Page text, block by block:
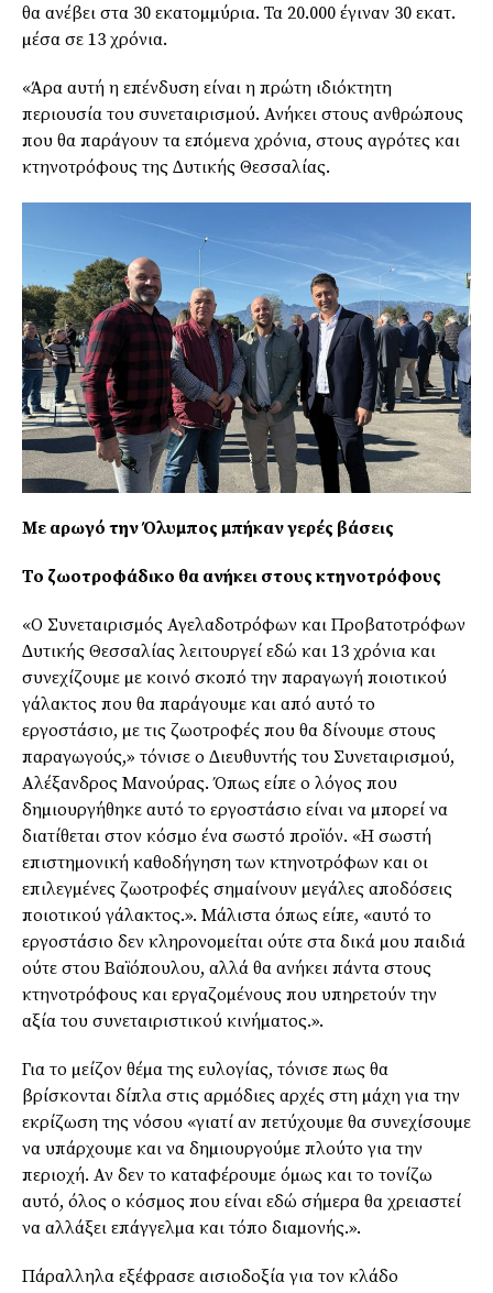
θα ανέβει στα 30 εκατοµµύρια. Τα 20.000 έγιναν 30 εκατ.
µέσα σε 13 χρόνια.
«Άρα αυτή η επένδυση είναι η πρώτη ιδιόκτητη
περιουσία του συνεταιρισµού. Ανήκει στους ανθρώπους
που θα παράγουν τα επόµενα χρόνια, στους αγρότες και
κτηνοτρόφους της ∆υτικής Θεσσαλίας.
Με αρωγό την Όλυμπος μπήκαν γερές βάσεις
Το ζωοτροφάδικο θα ανήκει στους κτηνοτρόφους
«Ο Συνεταιρισµός Αγελαδοτρόφων και Προβατοτρόφων
∆υτικής Θεσσαλίας λειτουργεί εδώ και 13 χρόνια και
συνεχίζουµε µε κοινό σκοπό την παραγωγή ποιοτικού
γάλακτος που θα παράγουµε και από αυτό το
εργοστάσιο, µε τις ζωοτροφές που θα δίνουµε στους
παραγωγούς,» τόνισε ο ∆ιευθυντής του Συνεταιρισµού,
Αλέξανδρος Μανούρας. Όπως είπε ο λόγος που
δηµιουργήθηκε αυτό το εργοστάσιο είναι να µπορεί να
διατίθεται στον κόσµο ένα σωστό προϊόν. «Η σωστή
επιστηµονική καθοδήγηση των κτηνοτρόφων και οι
επιλεγµένες ζωοτροφές σηµαίνουν µεγάλες αποδόσεις
ποιοτικού γάλακτος.». Μάλιστα όπως είπε, «αυτό το
εργοστάσιο δεν κληρονοµείται ούτε στα δικά µου παιδιά
ούτε στου Βαϊόπουλου, αλλά θα ανήκει πάντα στους
κτηνοτρόφους και εργαζοµένους που υπηρετούν την
αξία του συνεταιριστικού κινήµατος.».
Για το µείζον θέµα της ευλογίας, τόνισε πως θα
βρίσκονται δίπλα στις αρµόδιες αρχές στη µάχη για την
εκρίζωση της νόσου «γιατί αν πετύχουµε θα συνεχίσουµε
να υπάρχουµε και να δηµιουργούµε πλούτο για την
περιοχή. Αν δεν το καταφέρουµε όµως και το τονίζω
αυτό, όλος ο κόσµος που είναι εδώ σήµερα θα χρειαστεί
να αλλάξει επάγγελµα και τόπο διαµονής.».
Πάραλληλα εξέφρασε αισιοδοξία για τον κλάδο